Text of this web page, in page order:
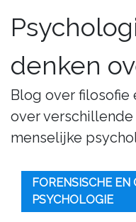
denken
Blog over filosofie
over verschillende
menselijke
FORENSISCHE
PSYCHOLOGIE